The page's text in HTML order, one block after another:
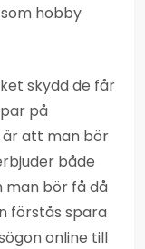
hobby
skydd de får
på
är att man bör
både
man bör få då
förstås spara
online till